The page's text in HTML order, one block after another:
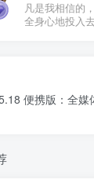
凡是我相信的
全身心地投入
便携版：全媒